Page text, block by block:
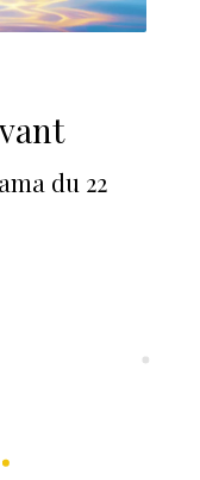
du 22